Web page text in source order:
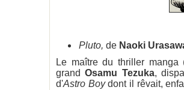
Pluto, de Naoki
Le maître du thriller manga
grandOsamu Tezuka,
d'Astro Boydont il rêvait,